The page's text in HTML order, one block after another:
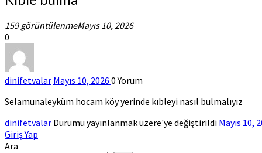
bulma
159 görüntülenmeMayıs 10, 2026
0
dinifetvalar Mayıs 10, 2026 0Yorum
Selamunaleyküm hocam köy yerinde kıbleyi nasıl bulmalıyız
dinifetvalar Durumu yayınlanmak üzere'ye değiştirildi Mayıs 10,
Giriş Yap
Ara